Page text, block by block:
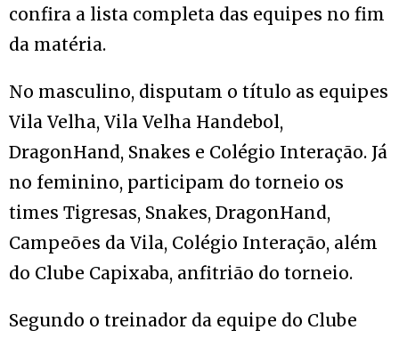
confira a lista completa das equipes no fim
da matéria.
No masculino, disputam o título as equipes
Vila Velha, Vila Velha Handebol,
DragonHand, Snakes e Colégio Interação. Já
no feminino, participam do torneio os
times Tigresas, Snakes, DragonHand,
Campeões da Vila, Colégio Interação, além
do Clube Capixaba, anfitrião do torneio.
Segundo o treinador da equipe do Clube